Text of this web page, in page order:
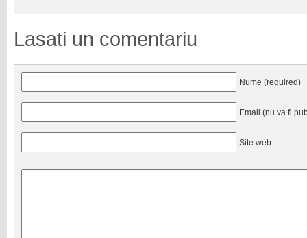
Lasati un comentariu
Nume (required)
Email (nu va fi
Site web